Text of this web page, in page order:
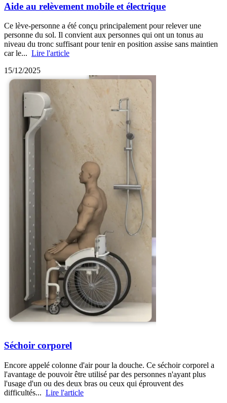
Aide au relèvement mobile et électrique
Ce lève-personne a été conçu principalement pour relever une
personne du sol. Il convient aux personnes qui ont un tonus au
niveau du tronc suffisant pour tenir en position assise sans maintien
car le... Lire l'article
15/12/2025
Séchoir corporel
Encore appelé colonne d'air pour la douche. Ce séchoir corporel a
l'avantage de pouvoir être utilisé par des personnes n'ayant plus
l'usage d'un ou des deux bras ou ceux qui éprouvent des
difficultés... Lire l'article